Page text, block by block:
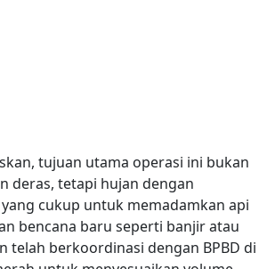
tujuan utama operasi ini bukan
deras, tetapi hujan dengan
cukup untuk memadamkan api
bencana baru seperti banjir atau
telah berkoordinasi dengan BPBD di